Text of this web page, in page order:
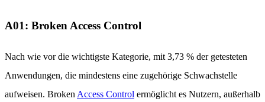
A01: Broken Access Control
Nach wie vor die wichtigste Kategorie, mit 3,73 % der getesteten
Anwendungen, die mindestens eine zugehörige Schwachstelle
aufweisen. Broken Access Control ermöglicht es Nutzern, außerhalb